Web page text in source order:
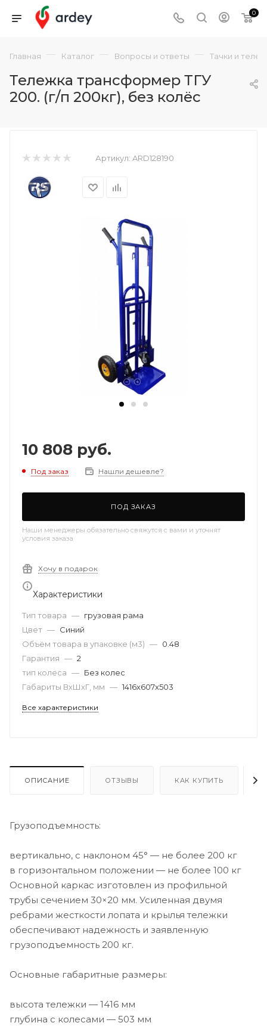
0
Главная — Каталог — Вопросы и ответы — Тачки и
Тележка трансформер ТГУ
200. (г/п 200кг), без колёс
Артикул: ARD128190
10 808 руб.
Под заказ Нашли дешевле?
ПОД ЗАКАЗ
Наши менеджеры обязательно свяжутся с вами и уточнят
условия заказа
Хочу в подарок
Характеристики
Тип товара — грузовая рама
Цвет — Синий
Объём товара в упаковке (м3) — 0.48
Гарантия — 2
тип колеса — Без колес
Габариты ВхШхГ, мм — 1416х607х503
Все характеристики
ОПИСАНИЕ ОТЗЫВЫ КАК КУПИТЬ
Грузоподъемность:
вертикально, с наклоном 45° — не более 200 кг
в горизонтальном положении — не более 100 кг
Основной каркас изготовлен из профильной
трубы сечением 30×20 мм. Усиленная двумя
ребрами жесткости лопата и крылья тележки
обеспечивают надежность и заявленную
грузоподъемность 200 кг.
Основные габаритные размеры:
высота тележки — 1416 мм
глубина с колесами — 503 мм